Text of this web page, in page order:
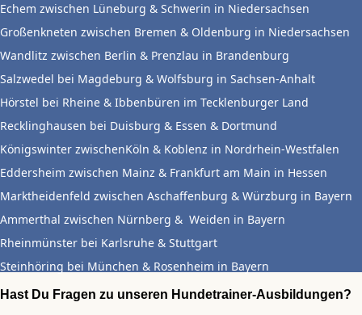
Echem zwischen Lüneburg & Schwerin in Niedersachsen
Großenkneten zwischen Bremen & Oldenburg in Niedersachsen
Wandlitz zwischen Berlin & Prenzlau in Brandenburg
Salzwedel bei Magdeburg & Wolfsburg in Sachsen-Anhalt
Hörstel bei Rheine & Ibbenbüren im Tecklenburger Land
Recklinghausen bei Duisburg & Essen & Dortmund
Königswinter zwischenKöln & Koblenz in Nordrhein-Westfalen
Eddersheim zwischen Mainz & Frankfurt am Main in Hessen
Marktheidenfeld zwischen Aschaffenburg & Würzburg in Bayern
Ammerthal zwischen Nürnberg & Weiden in Bayern
Rheinmünster bei Karlsruhe & Stuttgart
Steinhöring bei München & Rosenheim in Bayern
Hast Du Fragen zu unseren Hundetrainer-Ausbildungen?